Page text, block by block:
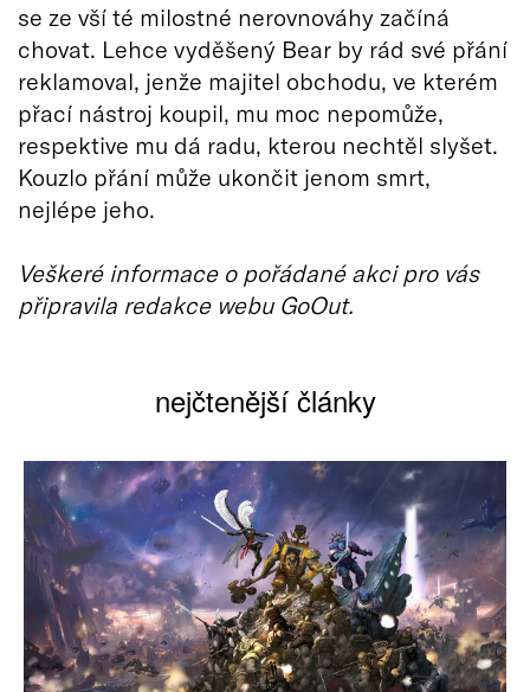
se ze vší té milostné nerovnováhy začíná
chovat. Lehce vyděšený Bear by rád své přání
reklamoval, jenže majitel obchodu, ve kterém
přací nástroj koupil, mu moc nepomůže,
respektive mu dá radu, kterou nechtěl slyšet.
Kouzlo přání může ukončit jenom smrt,
nejlépe jeho.
Veškeré informace o pořádané akci pro vás
připravila redakce webu GoOut.
nejčtenější články